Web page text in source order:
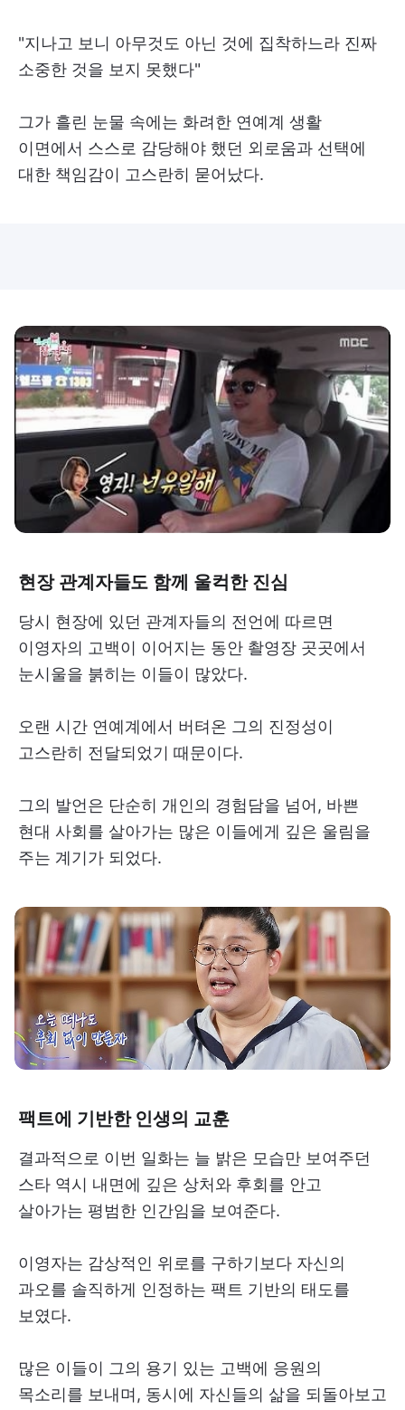
"지나고 보니 아무것도 아닌 것에 집착하느라 진짜
소중한 것을 보지 못했다"
그가 흘린 눈물 속에는 화려한 연예계 생활
이면에서 스스로 감당해야 했던 외로움과 선택에
대한 책임감이 고스란히 묻어났다.
현장 관계자들도 함께 울컥한 진심
당시 현장에 있던 관계자들의 전언에 따르면
이영자의 고백이 이어지는 동안 촬영장 곳곳에서
눈시울을 붉히는 이들이 많았다.
오랜 시간 연예계에서 버텨온 그의 진정성이
고스란히 전달되었기 때문이다.
그의 발언은 단순히 개인의 경험담을 넘어, 바쁜
현대 사회를 살아가는 많은 이들에게 깊은 울림을
주는 계기가 되었다.
팩트에 기반한 인생의 교훈
결과적으로 이번 일화는 늘 밝은 모습만 보여주던
스타 역시 내면에 깊은 상처와 후회를 안고
살아가는 평범한 인간임을 보여준다.
이영자는 감상적인 위로를 구하기보다 자신의
과오를 솔직하게 인정하는 팩트 기반의 태도를
보였다.
많은 이들이 그의 용기 있는 고백에 응원의
목소리를 보내며, 동시에 자신들의 삶을 되돌아보고